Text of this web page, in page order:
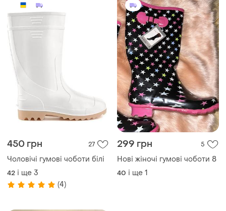
450 грн 27
Чоловiчi гумовi чоботи бiлi
42 і ще 3
(4)
299 грн 5
Нові жіночі гумові чоботи 8
40 і ще 1